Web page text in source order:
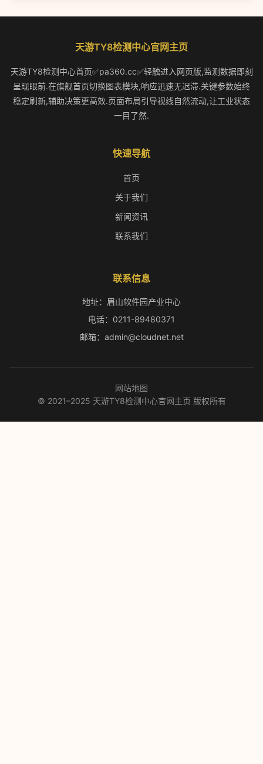
天游TY8检测中心官网主页
天游TY8检测中心首页✅pa360.cc✅轻触进入网页版,监测数据即刻
呈现眼前.在旗舰首页切换图表模块,响应迅速无迟滞.关键参数始终
稳定刷新,辅助决策更高效.页面布局引导视线自然流动,让工业状态
一目了然.
快速导航
首页
关于我们
新闻资讯
联系我们
联系信息
地址：眉山软件园产业中心
电话：0211-89480371
邮箱：admin@cloudnet.net
网站地图
© 2021–2025 天游TY8检测中心官网主页 版权所有